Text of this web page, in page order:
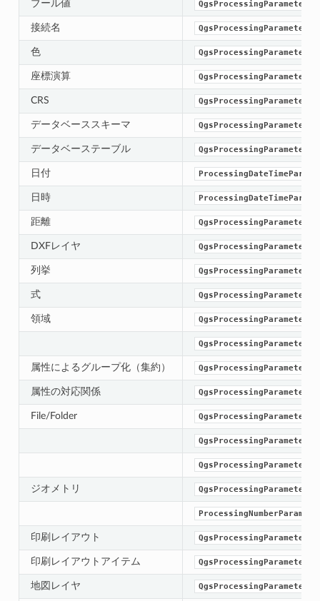
ブール値
接続名
色
座標演算
CRS
データベーススキーマ
データベーステーブル
日付
日時
距離
DXFレイヤ
列挙
式
領域
属性によるグループ化（集約）
属性の対応関係
File/Folder
ジオメトリ
印刷レイアウト
印刷レイアウトアイテム
地図レイヤ